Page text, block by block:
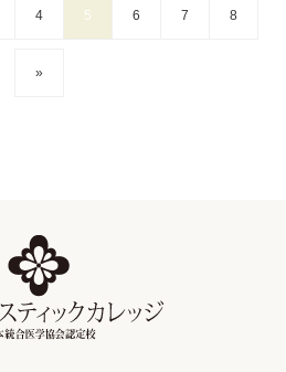
4 5 6 7 8
»